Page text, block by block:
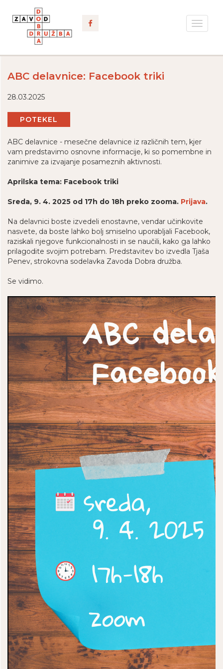
Toggle
ABC delavnice: Facebook triki
28.03.2025
POTEKEL
ABC delavnice - mesečne delavnice iz različnih tem, kjer
vam predstavimo osnovne informacije, ki so pomembne in
zanimive za izvajanje posameznih aktivnosti.
Aprilska tema: Facebook triki
Sreda, 9. 4. 2025 od 17h do 18h preko zooma. Prijava.
Na delavnici boste izvedeli enostavne, vendar učinkovite
nasvete, da boste lahko bolj smiselno uporabljali Facebook,
raziskali njegove funkcionalnosti in se naučili, kako ga lahko
prilagodite svojim potrebam. Predstavitev bo izvedla Tjaša
Penev, strokovna sodelavka Zavoda Dobra družba.
Se vidimo.